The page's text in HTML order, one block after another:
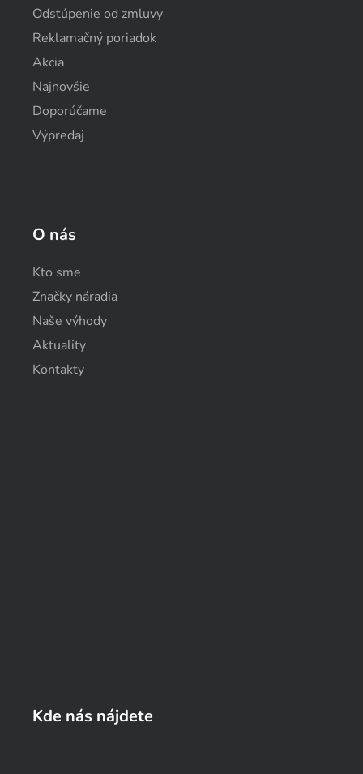
Odstúpenie od zmluvy
Reklamačný poriadok
Akcia
Najnovšie
Doporúčame
Výpredaj
O nás
Kto sme
Značky náradia
Naše výhody
Aktuality
Kontakty
Kde nás nájdete